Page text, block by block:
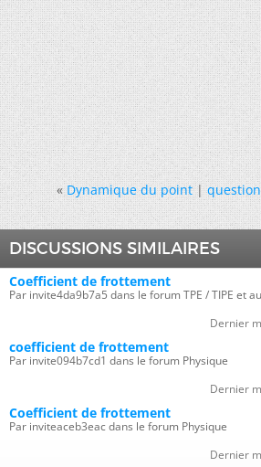
« Dynamique du point|
DISCUSSIONS SIMILAIRES
Coefficient de frottement
Par invite4da9b7a5 dans le forum TPE / TIPE et
Dernier
coefficient de frottement
Par invite094b7cd1 dans le forum Physique
Dernier
Coefficient de frottement
Par inviteaceb3eac dans le forum Physique
Dernier